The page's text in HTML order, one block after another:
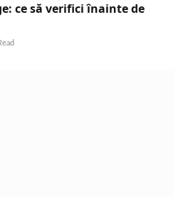
ce să verifici înainte de